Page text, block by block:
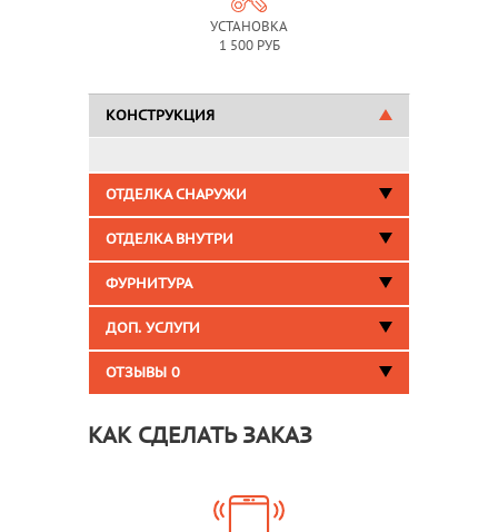
УСТАНОВКА
1 500 РУБ
КОНСТРУКЦИЯ
ОТДЕЛКА СНАРУЖИ
ОТДЕЛКА ВНУТРИ
ФУРНИТУРА
ДОП. УСЛУГИ
ОТЗЫВЫ 0
КАК СДЕЛАТЬ ЗАКАЗ